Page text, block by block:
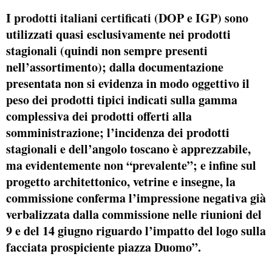
Iprodotti italiani certificati (DOP e IGP) sono
utilizzati quasi esclusivamente nei prodotti
stagionali (quindi non sempre presenti
nell’assortimento); dalla documentazione
presentata non si evidenza in modo oggettivo il
peso dei prodotti tipici indicati sulla gamma
complessiva dei prodotti offerti alla
somministrazione; l’incidenza dei prodotti
stagionali e dell’angolo toscano è apprezzabile,
ma evidentemente non “prevalente”; e infine sul
progetto architettonico, vetrine e insegne, la
commissione conferma l’impressione negativa già
verbalizzata dalla commissione nelle riunioni del
9 e del 14 giugno riguardo l’impatto del logo sulla
facciata prospiciente piazza Duomo”.